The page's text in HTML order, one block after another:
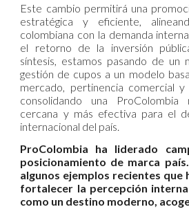
Este cambio permitirá una
estratégica y eficiente,
colombiana con la demanda
el retorno de la inversión
síntesis, estamos pasando de un
gestión de cupos a un modelo
mercado, pertinencia comercial y
consolidando una ProColombia
cercana y más efectiva para el
internacional del país.
ProColombia ha liderado
posicionamiento de marca
algunos ejemplos recientes que
fortalecer la percepción
como un destino moderno,